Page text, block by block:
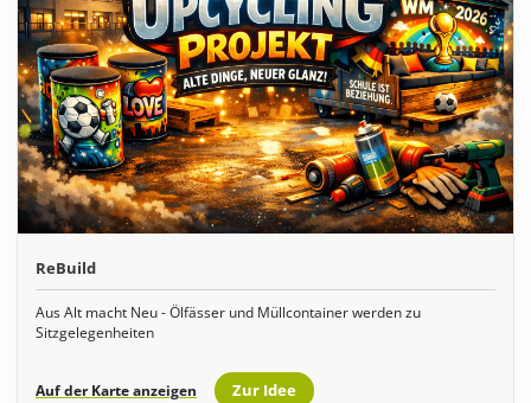
ReBuild
Aus Alt macht Neu - Ölfässer und Müllcontainer werden zu
Sitzgelegenheiten
Auf der Karte anzeigen Zur Idee